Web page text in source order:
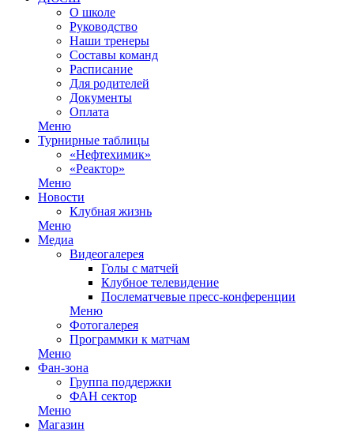
О школе
Руководство
Наши тренеры
Составы команд
Расписание
Для родителей
Документы
Оплата
Меню
Турнирные таблицы
«Нефтехимик»
«Реактор»
Меню
Новости
Клубная жизнь
Меню
Медиа
Видеогалерея
Голы с матчей
Клубное телевидение
Послематчевые пресс-конференции
Меню
Фотогалерея
Программки к матчам
Меню
Фан-зона
Группа поддержки
ФАН сектор
Меню
Магазин